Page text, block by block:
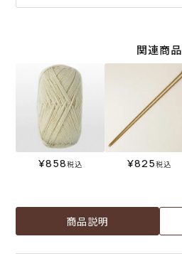
関連商品
¥858税込 ¥825税込
商品説明